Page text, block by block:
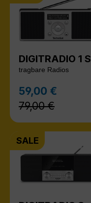
DIGITRADIO 1 S
tragbare Radios
Verkaufspreis:
59,00 €
79,00 €
SALE